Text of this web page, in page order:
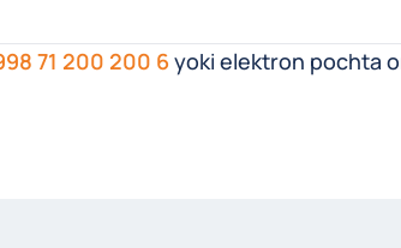
71 200 200 6 yoki elektron pochta